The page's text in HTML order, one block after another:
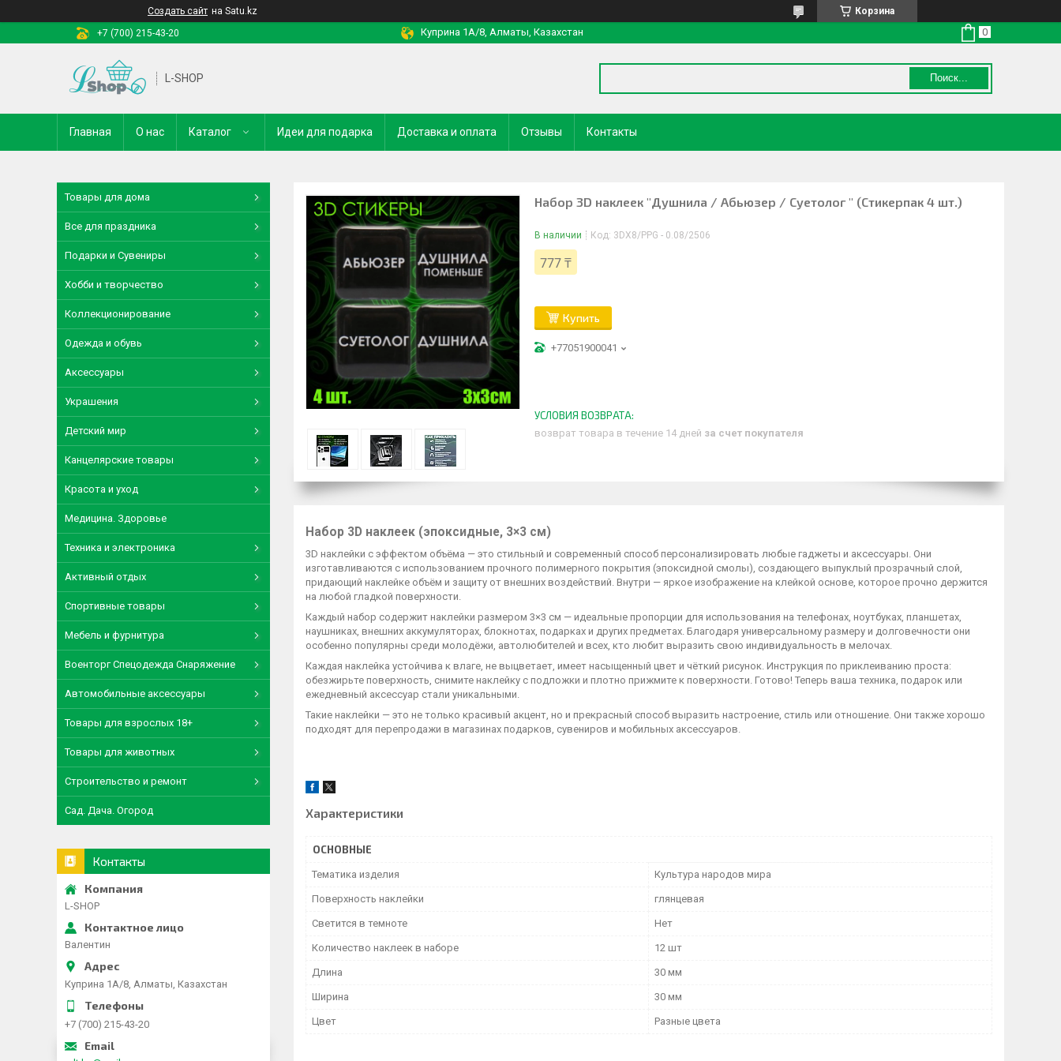
Создать сайт на Satu.kz
Корзина
+7 (700) 215-43-20
Куприна 1A/8, Алматы, Казахстан
L-SHOP Поиск...
Главная О нас Каталог Идеи для подарка Доставка и оплата Отзывы Контакты
Набор 3D наклеек "Душнила / Абьюзер / Суетолог " (Стикерпак 4 шт.)
В наличии Код: 3DX8/PPG - 0.08/2506
777 ₸
Купить
+77051900041
возврат товара в течение 14 дней за счет покупателя
Набор 3D наклеек (эпоксидные, 3×3 см)
3D наклейки с эффектом объёма — это стильный и современный способ персонализировать любые гаджеты и аксессуары. Они
изготавливаются с использованием прочного полимерного покрытия (эпоксидной смолы), создающего выпуклый прозрачный слой,
придающий наклейке объём и защиту от внешних воздействий. Внутри — яркое изображение на клейкой основе, которое прочно держится
на любой гладкой поверхности.
Каждый набор содержит наклейки размером 3×3 см — идеальные пропорции для использования на телефонах, ноутбуках, планшетах,
наушниках, внешних аккумуляторах, блокнотах, подарках и других предметах. Благодаря универсальному размеру и долговечности они
особенно популярны среди молодёжи, автолюбителей и всех, кто любит выразить свою индивидуальность в мелочах.
Каждая наклейка устойчива к влаге, не выцветает, имеет насыщенный цвет и чёткий рисунок. Инструкция по приклеиванию проста:
обезжирьте поверхность, снимите наклейку с подложки и плотно прижмите к поверхности. Готово! Теперь ваша техника, подарок или
ежедневный аксессуар стали уникальными.
Такие наклейки — это не только красивый акцент, но и прекрасный способ выразить настроение, стиль или отношение. Они также хорошо
подходят для перепродажи в магазинах подарков, сувениров и мобильных аксессуаров.
Характеристики
ОСНОВНЫЕ
Тематика изделия Культура народов мира
Поверхность наклейки глянцевая
Светится в темноте Нет
Количество наклеек в наборе 12 шт
Длина 30 мм
Ширина 30 мм
Цвет Разные цвета
Товары для дома
Все для праздника
Подарки и Сувениры
Хобби и творчество
Коллекционирование
Одежда и обувь
Аксессуары
Украшения
Детский мир
Канцелярские товары
Красота и уход
Медицина. Здоровье
Техника и электроника
Активный отдых
Спортивные товары
Мебель и фурнитура
Военторг Спецодежда Снаряжение
Автомобильные аксессуары
Товары для взрослых 18+
Товары для животных
Строительство и ремонт
Сад. Дача. Огород
Контакты
L-SHOP
Валентин
Куприна 1A/8, Алматы, Казахстан
+7 (700) 215-43-20